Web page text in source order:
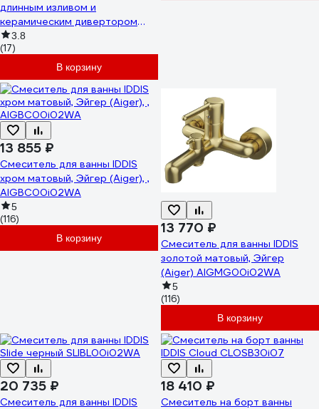
длинным изливом и
керамическим дивертором
IDDIS Рэй (Ray) RAYSBL2i10WA
3.8
(17)
В корзину
13 855 ₽
Cмеситель для ванны IDDIS
хром матовый, Эйгер (Aiger), ,
AIGBC00i02WA
5
(116)
В корзину
13 770 ₽
Смеситель для ванны IDDIS
золотой матовый, Эйгер
(Aiger) AIGMG00i02WA
5
(116)
В корзину
20 735 ₽
Смеситель для ванны IDDIS
18 410 ₽
Смеситель на борт ванны